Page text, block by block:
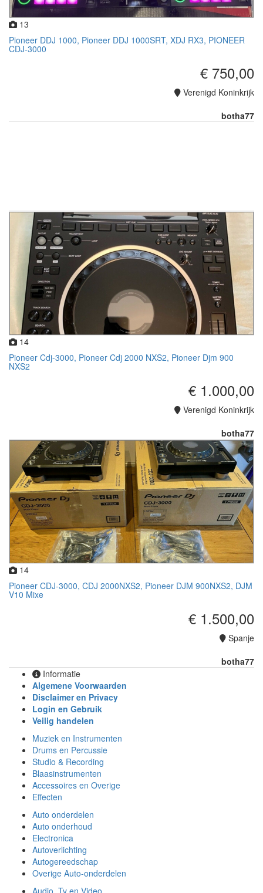
13
Pioneer DDJ 1000, Pioneer DDJ 1000SRT, XDJ RX3, PIONEER
CDJ-3000
€ 750,00
Verenigd Koninkrijk
botha77
14
Pioneer Cdj-3000, Pioneer Cdj 2000 NXS2, Pioneer Djm 900
NXS2
€ 1.000,00
Verenigd Koninkrijk
botha77
14
Pioneer CDJ-3000, CDJ 2000NXS2, Pioneer DJM 900NXS2, DJM
V10 Mixe
€ 1.500,00
Spanje
botha77
Informatie
Algemene Voorwaarden
Disclaimer en Privacy
Login en Gebruik
Veilig handelen
Muziek en Instrumenten
Drums en Percussie
Studio & Recording
Blaasinstrumenten
Accessoires en Overige
Effecten
Auto onderdelen
Auto onderhoud
Electronica
Autoverlichting
Autogereedschap
Overige Auto-onderdelen
Audio, Tv en Video